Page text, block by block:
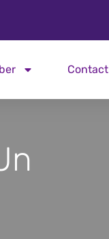
Contact